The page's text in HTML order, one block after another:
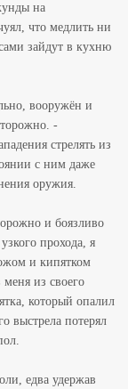
на
что медлить ни
зайдут в кухню
вооружён и
-
стрелять из
с ним даже
оружия.
и боязливо
прохода, я
и кипятком
из своего
который опалил
выстрела потерял
едва удержав